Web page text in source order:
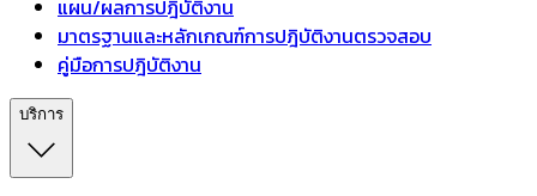
แผน/ผลการปฎิบัติงาน
มาตรฐานและหลักเกณฑ์การปฎิบัติงานตรวจสอบ
คู่มือการปฎิบัติงาน
บริการ